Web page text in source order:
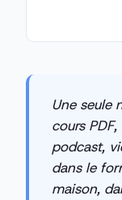
Une seule
cours
podcast,
dans le
maison,